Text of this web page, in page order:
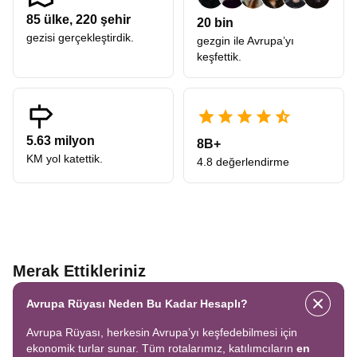
85 ülke, 220 şehir
gezisi gerçekleştirdik.
20 bin
gezgin ile Avrupa’yı
keşfettik.
5.63 milyon
KM yol katettik.
8B+
4.8 değerlendirme
Merak Ettikleriniz
Avrupa Rüyası Neden Bu Kadar Hesaplı?
Avrupa Rüyası, herkesin Avrupa’yı keşfedebilmesi için
ekonomik turlar sunar. Tüm rotalarımız, katılımcıların en